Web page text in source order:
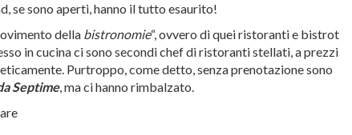
se sono aperti, hanno il tutto esaurito!
della bistronomie“, ovvero di quei ristoranti e bistrot
in cucina ci sono secondi chef di ristoranti stellati, a prezzi
Purtroppo, come detto, senza prenotazione sono
Septime, ma ci hanno rimbalzato.